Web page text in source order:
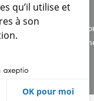
Charte
Données
qu’il utilise et
à son
OK pour moi